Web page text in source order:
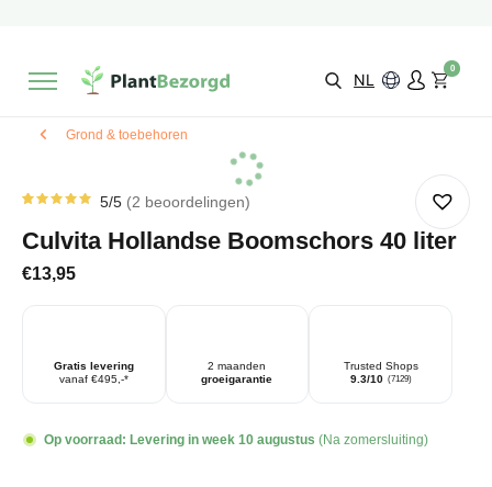
Kies zelf je
bezorgmoment & locatie NL
0
Grond & toebehoren
5
gebaseerd
klantbeoordelingen
5/5 2 beoordelingen
Culvita Hollandse Boomschors 40 liter
€13,95
Gratis levering
vanaf €495,-*
2 maanden
groeigarantie
Trusted Shops
9.3/10 (7129)
Op voorraad: Levering in week 10 augustus (Na zomersluiting)